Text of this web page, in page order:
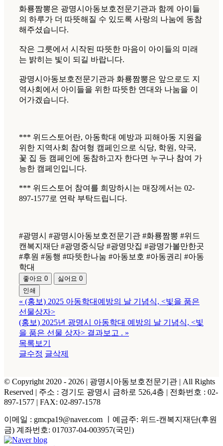
화룡짬뽕은 광명시아동보호전문기관과 함께 아이들
의 하루가 더 따뜻해질 수 있도록 사랑의 나눔에 동참
해주셨습니다.
작은 그릇에서 시작된 따뜻한 마음이 아이들의 미래
는 밝히는 빛이 되길 바랍니다.
광명시아동보호전문기관과 화룡짬뽕은 앞으로도 지
역사회에서 아이들을 위한 따뜻한 연대와 나눔을 이
어가겠습니다.
*** 위드스토어란, 아동학대 예방과 피해아동 지원을
위한 지역사회 참여형 캠페인으로 식당, 학원, 약국,
꽃 집 등 캠페인에 동참하고자 한다면 누구나 참여 가
능한 캠페인입니다.
*** 위드스토어 참여를 희망하시는 매장께서는 02-
897-1577로 연락 부탁드립니다.
#광명시 #광명시아동보호전문기관 #화룡짬뽕 #위드
캔복지재단 #광명중식당 #광명맛집 #광명가볼만한곳
#후원 #동행 #따뜻한나눔 #아동보호 #아동권리 #아동
학대
좋아요 0 싫어요 0
인쇄
« (홍보) 2025 아동학대예방의 날 기념식, <빛을 품은
선물상자>
(홍보) 2025년 광명시 아동학대 예방의 날 기념식, <빛
을 품은 선물 상자> 결과보고 . »
목록보기
글수정 글삭제
© Copyright 2020 - 2026 | 광명시아동보호전문기관 | All Rights
Reserved | 주소 : 경기도 광명시 금하로 526,4층 | 전화번호 : 02-
897-1577 | FAX: 02-897-1578
이메일 : gmcpa19@naver.com ㅣ예금주: 위드-캔복지재단(후원
금) 계좌번호: 017037-04-003957(국민)
Facebook
Naver
YouTube